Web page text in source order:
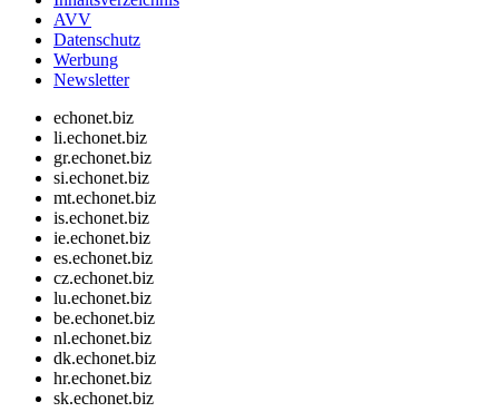
AVV
Datenschutz
Werbung
Newsletter
echonet.biz
li.echonet.biz
gr.echonet.biz
si.echonet.biz
mt.echonet.biz
is.echonet.biz
ie.echonet.biz
es.echonet.biz
cz.echonet.biz
lu.echonet.biz
be.echonet.biz
nl.echonet.biz
dk.echonet.biz
hr.echonet.biz
sk.echonet.biz